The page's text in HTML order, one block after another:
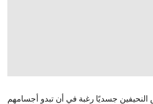
جسديًا رغبة في أن تبدو أجسامهم